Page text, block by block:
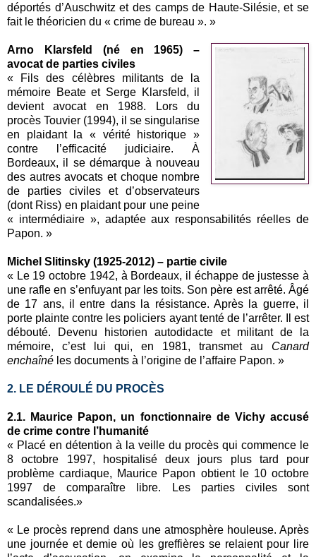
déportés d’Auschwitz et des camps de Haute-Silésie, et se
fait le théoricien du « crime de bureau ». »
Arno Klarsfeld (né en 1965) –
avocat de parties civiles
« Fils des célèbres militants de la
mémoire Beate et Serge Klarsfeld, il
devient avocat en 1988. Lors du
procès Touvier (1994), il se singularise
en plaidant la « vérité historique »
contre l’efficacité judiciaire. À
Bordeaux, il se démarque à nouveau
des autres avocats et choque nombre
de parties civiles et d’observateurs
(dont Riss) en plaidant pour une peine
« intermédiaire », adaptée aux responsabilités réelles de
Papon. »
Michel Slitinsky (1925-2012) – partie civile
« Le 19 octobre 1942, à Bordeaux, il échappe de justesse à
une rafle en s’enfuyant par les toits. Son père est arrêté. Âgé
de 17 ans, il entre dans la résistance. Après la guerre, il
porte plainte contre les policiers ayant tenté de l’arrêter. Il est
débouté. Devenu historien autodidacte et militant de la
mémoire, c’est lui qui, en 1981, transmet au Canard
enchaîné les documents à l’origine de l’affaire Papon. »
2. LE DÉROULÉ DU PROCÈS
2.1. Maurice Papon, un fonctionnaire de Vichy accusé
de crime contre l’humanité
« Placé en détention à la veille du procès qui commence le
8 octobre 1997, hospitalisé deux jours plus tard pour
problème cardiaque, Maurice Papon obtient le 10 octobre
1997 de comparaître libre. Les parties civiles sont
scandalisées.»
« Le procès reprend dans une atmosphère houleuse. Après
une journée et demie où les greffières se relaient pour lire